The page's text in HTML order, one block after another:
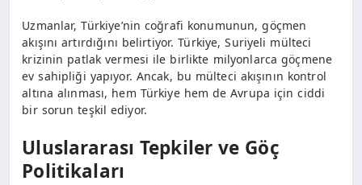
Uzmanlar, Türkiye’nin coğrafi konumunun, göçmen
akışını artırdığını belirtiyor. Türkiye, Suriyeli mülteci
krizinin patlak vermesi ile birlikte milyonlarca göçmene
ev sahipliği yapıyor. Ancak, bu mülteci akışının kontrol
altına alınması, hem Türkiye hem de Avrupa için ciddi
bir sorun teşkil ediyor.
Uluslararası Tepkiler ve Göç
Politikaları